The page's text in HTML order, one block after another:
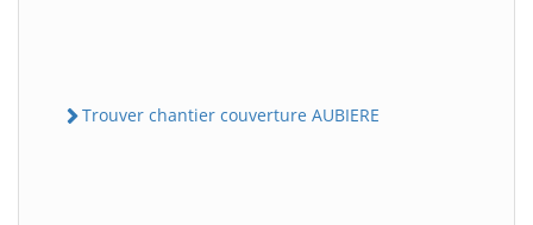
Trouver chantier couverture AUBIERE